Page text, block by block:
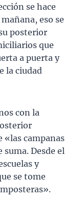
se hace
eso se
posterior
que
a puerta y
la ciudad
con la
«las campanas
Desde el
y
se tome